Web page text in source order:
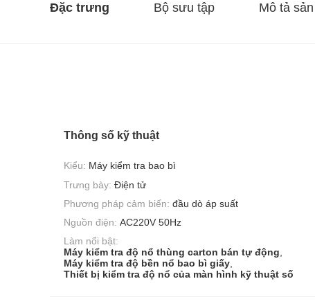
Đặc trưng Bộ sưu tập Mô tả
Thông số kỹ thuật
Kiểu: Máy kiểm tra bao bì
Trưng bày: Điện tử
Phương pháp cảm biến: đầu dò áp suất
Nguồn điện: AC220V 50Hz
Làm nổi bật:
Máy kiểm tra độ nổ thùng carton bán tự động,
Máy kiểm tra độ bền nổ bao bì giấy,
Thiết bị kiểm tra độ nổ của màn hình kỹ thuật số